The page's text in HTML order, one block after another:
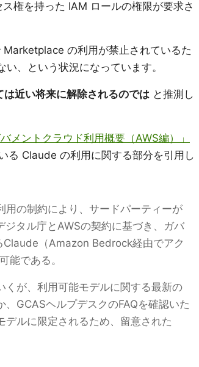
権を持った IAM ロールの権限が要求さ
の利用が禁止されているた
、という状況になっています。
近い将来に解除されるのでは と推測し
メントクラウド利用概要（AWS編）」
る Claude の利用に関する部分を引用し
用の制約により、サードパーティーが
タル庁とAWSの契約に基づき、ガバ
（Amazon Bedrock経由でアク
能である。
が、利用可能モデルに関する最新の
GCASヘルプデスクのFAQを確認いた
ルに限定されるため、留意された